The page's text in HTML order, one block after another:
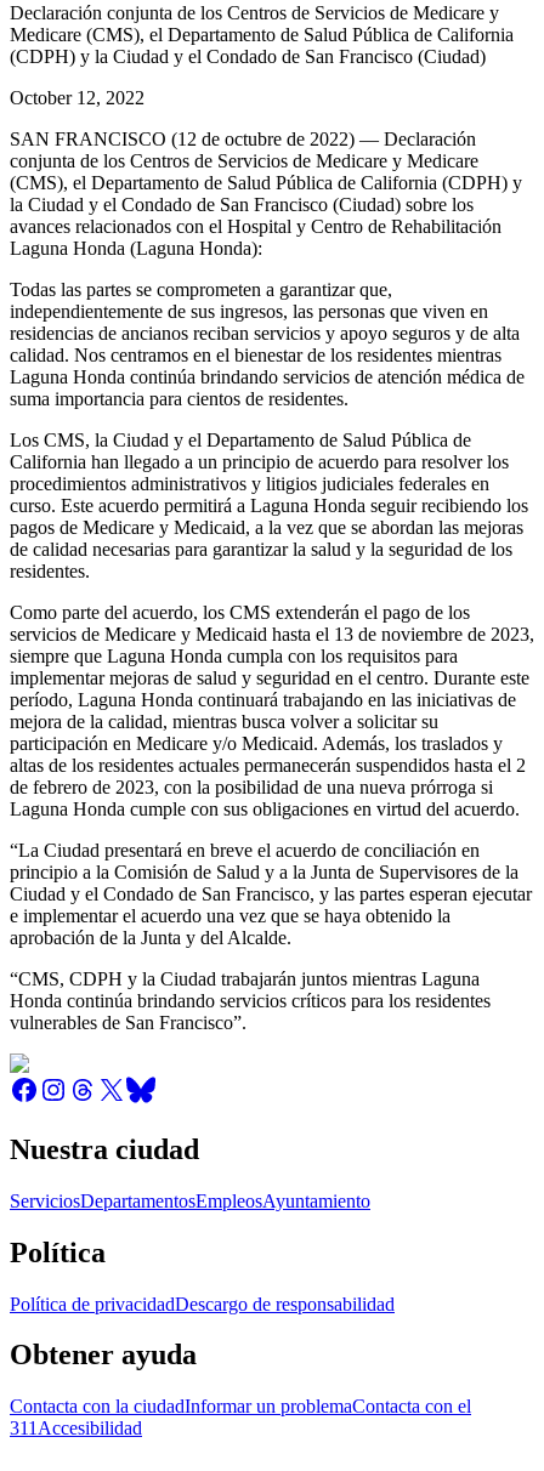
Declaración conjunta de los Centros de Servicios de Medicare y
Medicare (CMS), el Departamento de Salud Pública de California
(CDPH) y la Ciudad y el Condado de San Francisco (Ciudad)
October 12, 2022
SAN FRANCISCO (12 de octubre de 2022) — Declaración
conjunta de los Centros de Servicios de Medicare y Medicare
(CMS), el Departamento de Salud Pública de California (CDPH) y
la Ciudad y el Condado de San Francisco (Ciudad) sobre los
avances relacionados con el Hospital y Centro de Rehabilitación
Laguna Honda (Laguna Honda):
Todas las partes se comprometen a garantizar que,
independientemente de sus ingresos, las personas que viven en
residencias de ancianos reciban servicios y apoyo seguros y de alta
calidad. Nos centramos en el bienestar de los residentes mientras
Laguna Honda continúa brindando servicios de atención médica de
suma importancia para cientos de residentes.
Los CMS, la Ciudad y el Departamento de Salud Pública de
California han llegado a un principio de acuerdo para resolver los
procedimientos administrativos y litigios judiciales federales en
curso. Este acuerdo permitirá a Laguna Honda seguir recibiendo los
pagos de Medicare y Medicaid, a la vez que se abordan las mejoras
de calidad necesarias para garantizar la salud y la seguridad de los
residentes.
Como parte del acuerdo, los CMS extenderán el pago de los
servicios de Medicare y Medicaid hasta el 13 de noviembre de 2023,
siempre que Laguna Honda cumpla con los requisitos para
implementar mejoras de salud y seguridad en el centro. Durante este
período, Laguna Honda continuará trabajando en las iniciativas de
mejora de la calidad, mientras busca volver a solicitar su
participación en Medicare y/o Medicaid. Además, los traslados y
altas de los residentes actuales permanecerán suspendidos hasta el 2
de febrero de 2023, con la posibilidad de una nueva prórroga si
Laguna Honda cumple con sus obligaciones en virtud del acuerdo.
“La Ciudad presentará en breve el acuerdo de conciliación en
principio a la Comisión de Salud y a la Junta de Supervisores de la
Ciudad y el Condado de San Francisco, y las partes esperan ejecutar
e implementar el acuerdo una vez que se haya obtenido la
aprobación de la Junta y del Alcalde.
“CMS, CDPH y la Ciudad trabajarán juntos mientras Laguna
Honda continúa brindando servicios críticos para los residentes
vulnerables de San Francisco”.
Nuestra ciudad
ServiciosDepartamentosEmpleosAyuntamiento
Política
Política de privacidadDescargo de responsabilidad
Obtener ayuda
Contacta con la ciudadInformar un problemaContacta con el
311 Accesibilidad